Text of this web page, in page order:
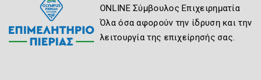
ONLINE Σύμβουλος Επιχειρηματία
Όλα όσα αφορούν την ίδρυση και την
λειτουργία της επιχείρησής σας.